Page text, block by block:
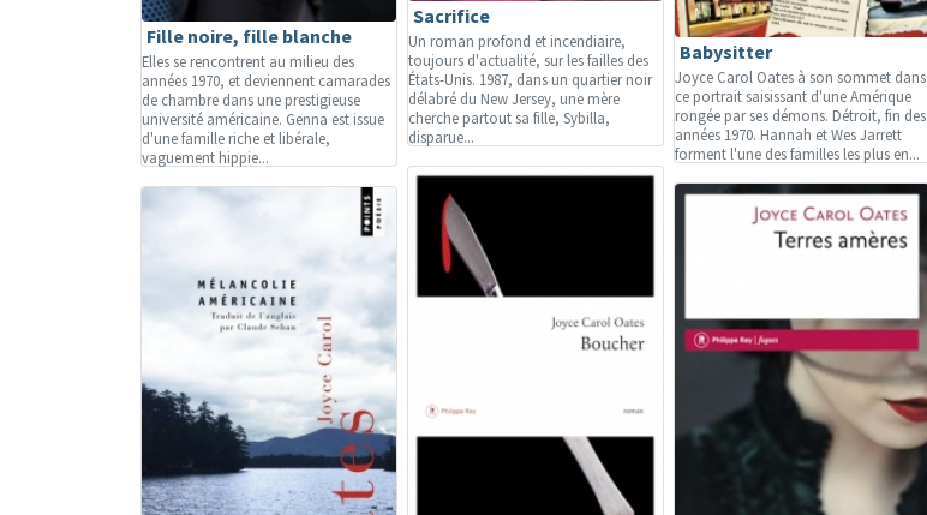
Sacrifice
Un roman profond et incendiaire,
toujours d'actualité, sur les failles des
États-Unis. 1987, dans un quartier noir
délabré du New Jersey, une mère
cherche partout sa fille, Sybilla,
disparue...
Fille noire, fille blanche
Elles se rencontrent au milieu des
années 1970, et deviennent camarades
de chambre dans une prestigieuse
université américaine. Genna est issue
d'une famille riche et libérale,
vaguement hippie...
Babysitter
Joyce Carol Oates à son sommet dans
ce portrait saisissant d'une Amérique
rongée par ses démons. Détroit, fin des
années 1970. Hannah et Wes Jarrett
forment l'une des familles les plus en...